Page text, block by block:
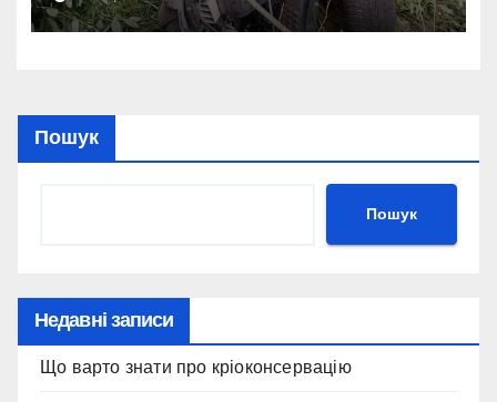
Пошук
Пошук
Недавні записи
Що варто знати про кріоконсервацію